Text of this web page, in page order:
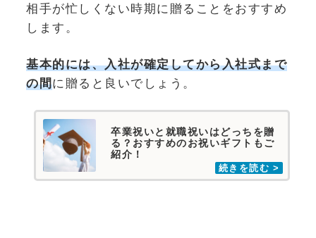
相手が忙しくない時期に贈ることをおすすめ
します。
基本的には、入社が確定してから入社式まで
の間に贈ると良いでしょう。
卒業祝いと就職祝いはどっちを贈
る？おすすめのお祝いギフトもご
紹介！